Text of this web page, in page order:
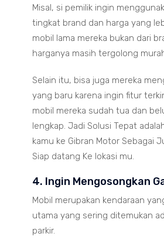
Misal, si pemilik ingin
tingkat brand dan harga yang
mobil lama mereka bukan dari
harganya masih tergolong
Selain itu, bisa juga mereka
yang baru karena ingin fitur
mobil mereka sudah tua dan
lengkap. Jadi Solusi Tepat
kamu ke Gibran Motor Sebagai
Siap datang Ke lokasi mu.
4. Ingin Mengosongkan
Mobil merupakan kendaraan
utama yang sering ditemukan
parkir.